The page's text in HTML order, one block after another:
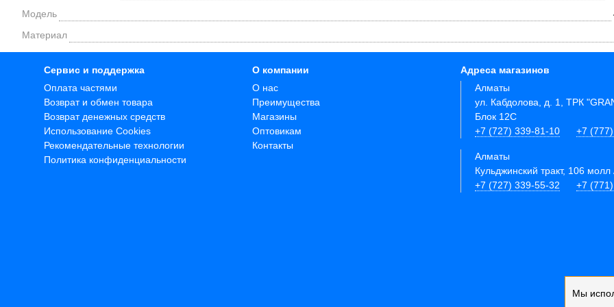
Модель
Материал
Сервис и поддержка
Оплата частями
Возврат и обмен товара
Возврат денежных средств
Использование Cookies
Рекомендательные технологии
Политика конфиденциальности
О компании
О нас
Преимущества
Магазины
Оптовикам
Контакты
Адреса магазинов
Алматы
ул. Кабдолова, д. 1, ТРК
Блок 12C
+7 (727) 339-81-10
+7
Алматы
Кульджинский тракт, 106
+7 (727) 339-55-32
+7
Мы